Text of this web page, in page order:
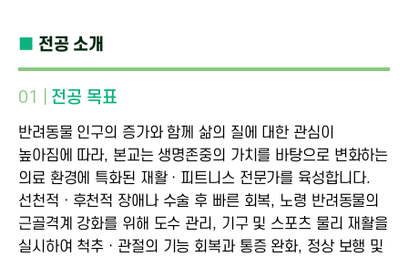
■ 전공 소개
01 | 전공 목표
반려동물 인구의 증가와 함께 삶의 질에 대한 관심이
높아짐에 따라, 본교는 생명존중의 가치를 바탕으로 변화하는
의료 환경에 특화된 재활ㆍ피트니스 전문가를 육성합니다.
선천적ㆍ후천적 장애나 수술 후 빠른 회복, 노령 반려동물의
근골격계 강화를 위해 도수 관리, 기구 및 스포츠 물리 재활을
실시하여 척추ㆍ관절의 기능 회복과 통증 완화, 정상 보행 및